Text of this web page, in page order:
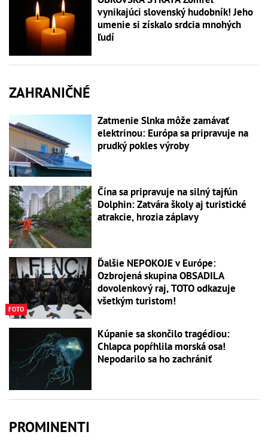
vynikajúci slovenský hudobník! Jeho
umenie si získalo srdcia mnohých
ľudí
ZAHRANIČNÉ
Zatmenie Slnka môže zamávať
elektrinou: Európa sa pripravuje na
prudký pokles výroby
Čína sa pripravuje na silný tajfún
Dolphin: Zatvára školy aj turistické
atrakcie, hrozia záplavy
FOTO
Ďalšie NEPOKOJE v Európe:
Ozbrojená skupina OBSADILA
dovolenkový raj, TOTO odkazuje
všetkým turistom!
Kúpanie sa skončilo tragédiou:
Chlapca popŕhlila morská osa!
Nepodarilo sa ho zachrániť
PROMINENTI